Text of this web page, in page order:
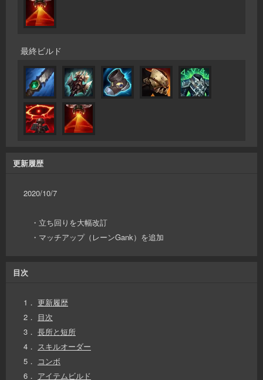
最終ビルド
更新履歴
2020/10/7
・立ち回りを大幅改訂
・マッチアップ（レーンGank）を追加
目次
1． 更新履歴
2． 目次
3． 長所と短所
4． スキルオーダー
5． コンボ
6． アイテムビルド